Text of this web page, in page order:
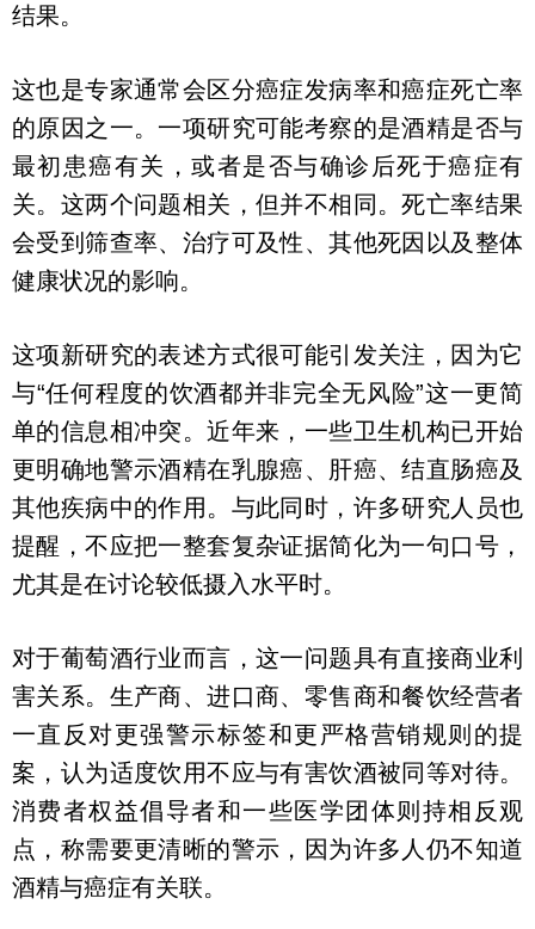
结果。
这也是专家通常会区分癌症发病率和癌症死亡率
的原因之一。一项研究可能考察的是酒精是否与
最初患癌有关，或者是否与确诊后死于癌症有
关。这两个问题相关，但并不相同。死亡率结果
会受到筛查率、治疗可及性、其他死因以及整体
健康状况的影响。
这项新研究的表述方式很可能引发关注，因为它
与“任何程度的饮酒都并非完全无风险”这一更简
单的信息相冲突。近年来，一些卫生机构已开始
更明确地警示酒精在乳腺癌、肝癌、结直肠癌及
其他疾病中的作用。与此同时，许多研究人员也
提醒，不应把一整套复杂证据简化为一句口号，
尤其是在讨论较低摄入水平时。
对于葡萄酒行业而言，这一问题具有直接商业利
害关系。生产商、进口商、零售商和餐饮经营者
一直反对更强警示标签和更严格营销规则的提
案，认为适度饮用不应与有害饮酒被同等对待。
消费者权益倡导者和一些医学团体则持相反观
点，称需要更清晰的警示，因为许多人仍不知道
酒精与癌症有关联。